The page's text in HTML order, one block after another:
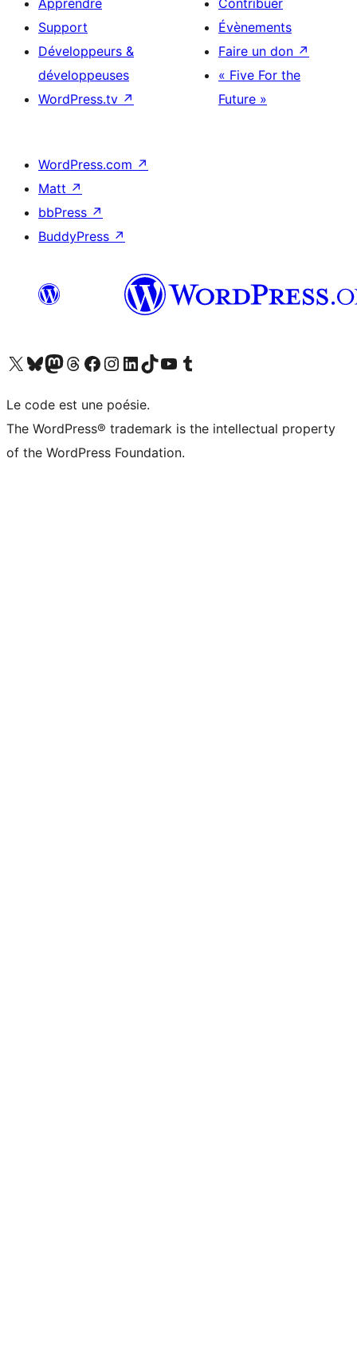
Apprendre
Support
Développeurs &
développeuses
WordPress.tv ↗
Contribuer
Évènements
Faire un don ↗
« Five For the
Future »
WordPress.com ↗
Matt ↗
bbPress ↗
BuddyPress ↗
Visitez notre compte X (précédemment Twitter)
Visiter notre compte Bluesky
Visiter notre compte Mastodon
Visiter notre compte Threads
Consulter notre compte Facebook
Consulter notre compte Instagram
Consulter notre compte LinkedIn
Visiter notre compte TokTok
Visiter notre chaîne YouTube
Visiter notre compte Tumblr
Le code est une poésie.
The WordPress® trademark is the intellectual property
of the WordPress Foundation.